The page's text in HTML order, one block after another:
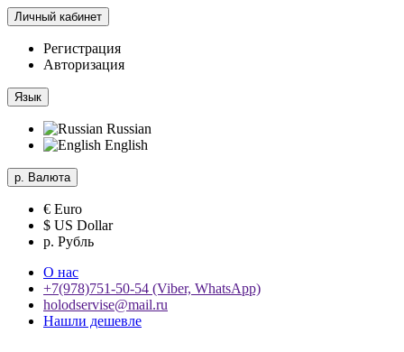
Личный кабинет
Регистрация
Авторизация
Язык
Russian
English
р. Валюта
€ Euro
$ US Dollar
р. Рубль
О нас
+7(978)751-50-54 (Viber, WhatsApp)
holodservise@mail.ru
Нашли дешевле